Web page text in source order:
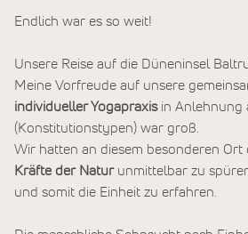
Endlich war es so weit!
Unsere Reise auf die Düneninsel
Meine Vorfreude auf unsere
individueller Yogapraxis in Anlehnung
(Konstitutionstypen) war groß.
Wir hatten an diesem besonderen Ort
Kräfte der Natur unmittelbar zu
und somit die Einheit zu erfahren.